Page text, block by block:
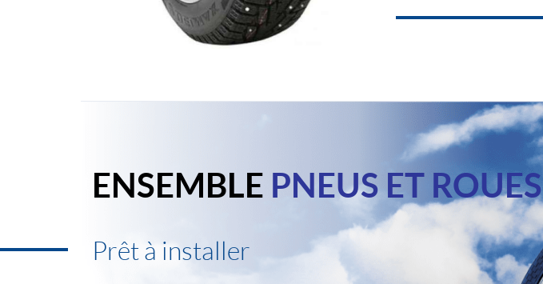
ENSEMBLE PNEUS ET ROUES
Prêt à installer